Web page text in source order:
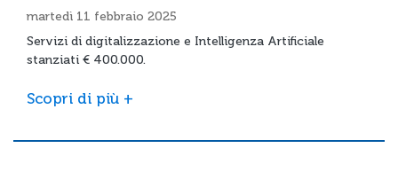
martedì 11 febbraio 2025
Servizi di digitalizzazione e Intelligenza Artificiale
stanziati € 400.000.
Scopri di più +